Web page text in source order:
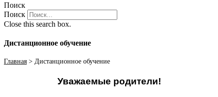
Поиск
Поиск
Close this search box.
Дистанционное обучение
Главная > Дистанционное обучение
Уважаемые родители!